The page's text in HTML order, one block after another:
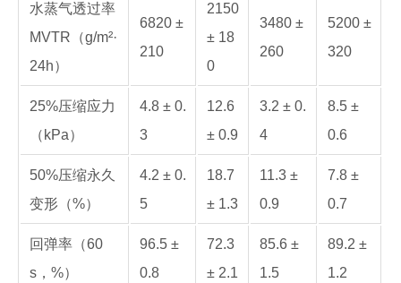
水蒸气透过率
MVTR（g/m²·
24h）
6820 ±
210
2150
± 18
0
3480 ±
260
5200 ±
320
25%压缩应力
（kPa）
4.8 ± 0.
3
12.6
± 0.9
3.2 ± 0.
4
8.5 ±
0.6
50%压缩永久
变形（%）
4.2 ± 0.
5
18.7
± 1.3
11.3 ±
0.9
7.8 ±
0.7
回弹率（60
s，%）
96.5 ±
0.8
72.3
± 2.1
85.6 ±
1.5
89.2 ±
1.2